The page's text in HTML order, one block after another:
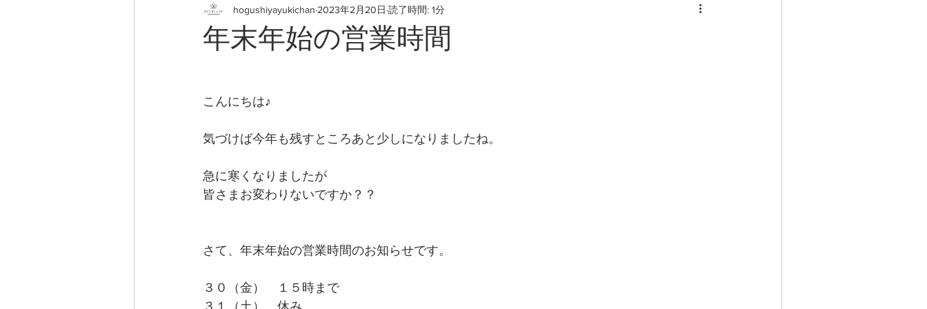
年末年始の営業時間
hogushiyayukichan 2023年2月20日 読了時間: 1分
こんにちは♪
気づけば今年も残すところあと少しになりましたね。
急に寒くなりましたが
皆さまお変わりないですか？？
さて、年末年始の営業時間のお知らせです。
３０（金）　１５時まで
３１（土）　休み